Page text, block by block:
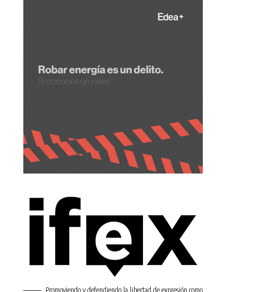
Promoviendo y defendiendo la libertad de expresión como